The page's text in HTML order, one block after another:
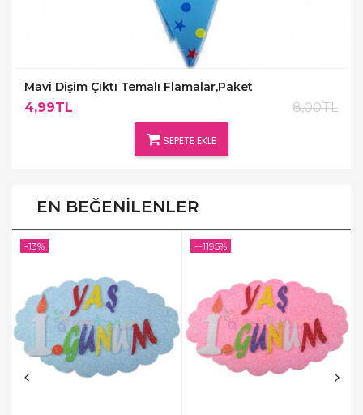
Mavi Dişim Çıktı Temalı Flamalar,Paket
4,99TL 8,00TL
SEPETE EKLE
EN BEĞENILENLER
-13% --1195%